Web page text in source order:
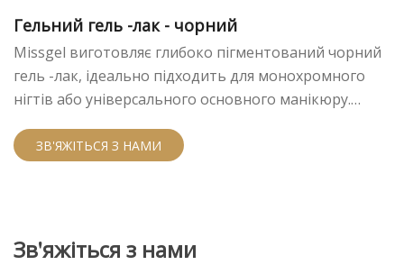
Гельний гель -лак - чорний
Missgel виготовляє глибоко пігментований чорний
гель -лак, ідеально підходить для монохромного
нігтів або універсального основного манікюру.
сміливий непрозорий колір, довший знос та
ЗВ'ЯЖІТЬСЯ З НАМИ
Зв'яжіться з нами